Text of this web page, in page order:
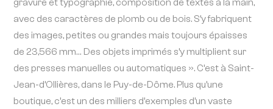
gravure et typographie, composition de textes à la main,
avec des caractères de plomb ou de bois. S’y fabriquent
des images, petites ou grandes mais toujours épaisses
de 23,566 mm… Des objets imprimés s’y multiplient sur
des presses manuelles ou automatiques ». C’est à Saint-
Jean-d’Ollières, dans le Puy-de-Dôme. Plus qu’une
boutique, c’est un des milliers d’exemples d’un vaste